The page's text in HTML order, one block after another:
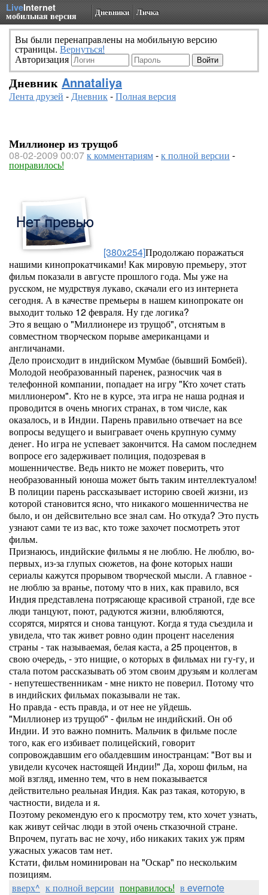
LiveInternet
мобильная версия Дневники Личка
Вы были перенаправлены на мобильную версию
страницы. Вернуться!
Авторизация
Дневник Annataliya
Лента друзей -Дневник-Полная версия
Миллионер из трущоб
08-02-2009 00:07к комментариям-к полной версии -
понравилось!
[380x254]Продолжаю поражаться
нашими кинопрокатчиками! Как мировую премьеру, этот
фильм показали в августе прошлого года. Мы уже на
русском, не мудрствуя лукаво, скачали его из интернета
сегодня. А в качестве премьеры в нашем кинопрокате он
выходит только 12 февраля. Ну где логика?
Это я вещаю о "Миллионере из трущоб", отснятым в
совместном творческом порыве американцами и
англичанами.
Дело происходит в индийском Мумбае (бывший Бомбей).
Молодой необразованный паренек, разносчик чая в
телефонной компании, попадает на игру "Кто хочет стать
миллионером". Кто не в курсе, эта игра не наша родная и
проводится в очень многих странах, в том числе, как
оказалось, и в Индии. Парень правильно отвечает на все
вопросы ведущего и выигравает очень крупную сумму
денег. Но игра не успевает закончится. На самом последнем
вопросе его задерживает полиция, подозревая в
мошенничестве. Ведь никто не может поверить, что
необразованный юноша может быть таким интеллектуалом!
В полиции парень рассказывает историю своей жизни, из
которой становится ясно, что никакого мошенничества не
было, и он дейсвительно все знал сам. Но откуда? Это пусть
узнают сами те из вас, кто тоже захочет посмотреть этот
фильм.
Признаюсь, индийские фильмы я не люблю. Не люблю, во-
первых, из-за глупых сюжетов, на фоне которых наши
сериалы кажутся прорывом творческой мысли. А главное -
не люблю за вранье, потому что в них, как правило, вся
Индия представлена потрясающе красивой страной, где все
люди танцуют, поют, радуются жизни, влюбляются,
ссорятся, мирятся и снова танцуют. Когда я туда съездила и
увидела, что так живет ровно один процент населения
страны - так называемая, белая каста, а 25 процентов, в
свою очередь, - это нищие, о которых в фильмах ни гу-гу, и
стала потом рассказывать об этом своим друзьям и коллегам
- непутешественникам - мне никто не поверил. Потому что
в индийских фильмах показывали не так.
Но правда - есть правда, и от нее не уйдешь.
"Миллионер из трущоб" - фильм не индийский. Он об
Индии. И это важно помнить. Мальчик в фильме после
того, как его избивает полицейский, говорит
сопровождавшим его обалдевшим иностранцам: "Вот вы и
увидели кусочек настоящей Индии!" Да, хорош фильм, на
мой взгляд, именно тем, что в нем показывается
действительно реальная Индия. Как раз такая, которую, в
частности, видела и я.
Поэтому рекомендую его к просмотру тем, кто хочет узнать,
как живут сейчас люди в этой очень стказочной стране.
Впрочем, пугать вас не хочу, ибо никаких таких уж прям
ужасных ужасов там нет.
Кстати, фильм номинирован на "Оскар" по нескольким
позициям.
вверх^ к полной версии понравилось! в evernote